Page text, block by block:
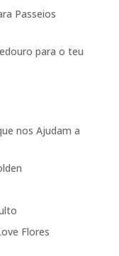
Passeios
para o teu
nos Ajudam a
Flores